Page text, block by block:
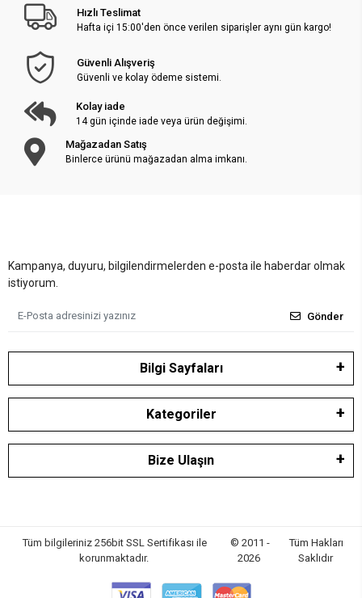
Hızlı Teslimat
Hafta içi 15:00'den önce verilen siparişler aynı gün kargo!
Güvenli Alışveriş
Güvenli ve kolay ödeme sistemi.
Kolay iade
14 gün içinde iade veya ürün değişimi.
Mağazadan Satış
Binlerce ürünü mağazadan alma imkanı.
Kampanya, duyuru, bilgilendirmelerden e-posta ile haberdar olmak
istiyorum.
Gönder
Bilgi Sayfaları
Kategoriler
Bize Ulaşın
Tüm bilgileriniz 256bit SSL Sertifikası ile
korunmaktadır.
© 2011 -
2026
Tüm Hakları
Saklıdır